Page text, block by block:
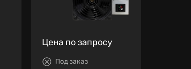
Цена по запросу
Под заказ